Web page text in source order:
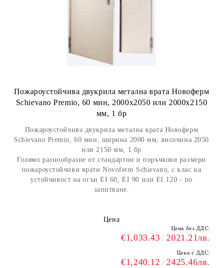
Пожароустойчива двукрила метална врата Новоферм
Schievano Premio, 60 мин, 2000х2050 или 2000х2150
мм, 1 бр
Пожароустойчива двукрила метална врата Новоферм
Schievano Premio, 60 мин, ширина 2000 мм, височина 2050
или 2150 мм, 1 бр
Голямо разнообразие от стандартни и поръчкови размери
пожароустойчиви врати Novoferm Schievano, с клас на
устойчивост на огън EI 60, EI 90 или EI 120 - по
запитване.
Цена
Цена без ДДС:
€1,033.43 2021.21лв.
Цена с ДДС:
€1,240.12 2425.46лв.